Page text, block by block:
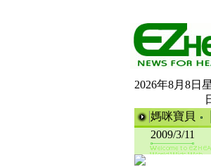
2026年8月8日
媽咪寶貝
2009/3/11